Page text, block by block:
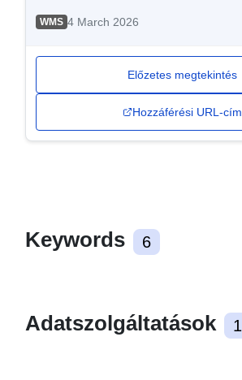
WMS 4 March 2026
Előzetes megtekintés
Hozzáférési URL-cím
Keywords 6
Adatszolgáltatások 1